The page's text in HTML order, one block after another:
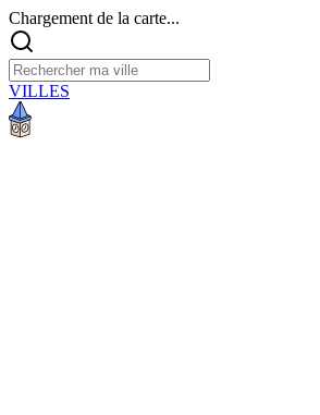
Chargement de la carte...
VILLES